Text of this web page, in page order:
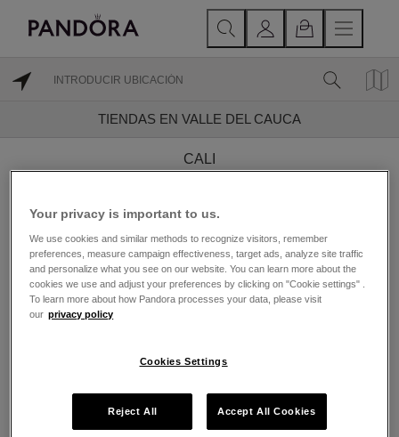
TIENDAS EN VALLE DEL CAUCA
CALI
Encuentra una Joyería
Pandora cerca de Valle
están hechas con la más alta calidad, de oro 14k, Plata
esterlina enchapada en oro de 18K, plata esterlina y
Your privacy is important to us.
We use cookies and similar methods to recognize visitors, remember
preferences, measure campaign effectiveness, target ads, analyze site traffic
and personalize what you see on our website. You can learn more about the
cookies we use and adjust your preferences by clicking on "Cookie settings" .
To learn more about how Pandora processes your data, please visit
our privacy policy
Cookies Settings
Reject All Accept All Cookies